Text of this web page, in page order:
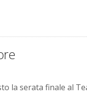
la serata finale al